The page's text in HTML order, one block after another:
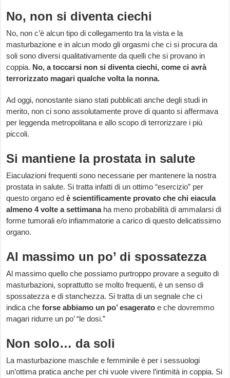
No, non si diventa ciechi
No, non c’è alcun tipo di collegamento tra la vista e la
masturbazione e in alcun modo gli orgasmi che ci si procura da
soli sono diversi qualitativamente da quelli che si provano in
coppia. No, a toccarsi non si diventa ciechi, come ci avrà
terrorizzato magari qualche volta la nonna.
Ad oggi, nonostante siano stati pubblicati anche degli studi in
merito, non ci sono assolutamente prove di quanto si affermava
per leggenda metropolitana e allo scopo di terrorizzare i più
piccoli.
Si mantiene la prostata in salute
Eiaculazioni frequenti sono necessarie per mantenere la nostra
prostata in salute. Si tratta infatti di un ottimo “esercizio” per
questo organo edè scientificamente provato che chi eiacula
almeno 4 volte a settimanaha meno probabilità di ammalarsi di
forme tumorali e/o infiammatorie a carico di questo delicatissimo
organo.
Al massimo un po’ di spossatezza
Al massimo quello che possiamo purtroppo provare a seguito di
masturbazioni, soprattutto se molto frequenti, è un senso di
spossatezza e di stanchezza. Si tratta di un segnale che ci
indica cheforse abbiamo un po’ esagerato e che dovremmo
magari ridurre un po’ “le dosi.”
Non solo… da soli
La masturbazione maschile e femminile è per i sessuologi
un’ottima pratica anche per chi vuole vivere l’intimità in coppia. Si